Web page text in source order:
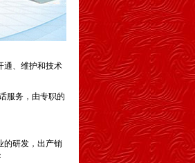
通、维护和技术
服务，由专职的
的研发，出产销